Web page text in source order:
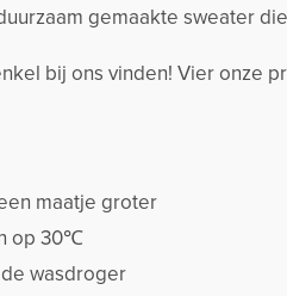
gemaakte sweater
bij ons vinden! Vier onze
maatje groter
op 30℃
wasdroger